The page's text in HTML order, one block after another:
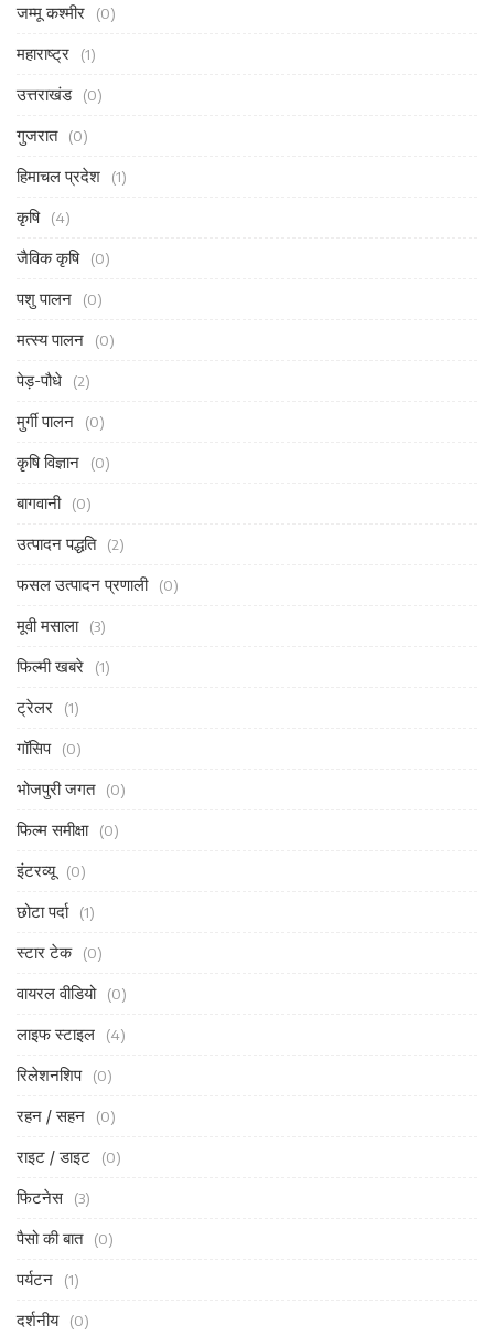
जम्मू कश्मीर (0)
महाराष्ट्र (1)
उत्तराखंड (0)
गुजरात (0)
हिमाचल प्रदेश (1)
कृषि (4)
जैविक कृषि (0)
पशु पालन (0)
मत्स्य पालन (0)
पेड़-पौधे (2)
मुर्गी पालन (0)
कृषि विज्ञान (0)
बागवानी (0)
उत्पादन पद्धति (2)
फसल उत्पादन प्रणाली (0)
मूवी मसाला (3)
फिल्मी खबरे (1)
ट्रेलर (1)
गॉसिप (0)
भोजपुरी जगत (0)
फिल्म समीक्षा (0)
इंटरव्यू (0)
छोटा पर्दा (1)
स्टार टेक (0)
वायरल वीडियो (0)
लाइफ स्टाइल (4)
रिलेशनशिप (0)
रहन / सहन (0)
राइट / डाइट (0)
फिटनेस (3)
पैसो की बात (0)
पर्यटन (1)
दर्शनीय (0)